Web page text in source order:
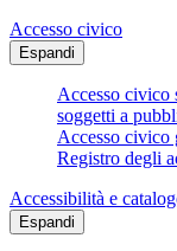
Accesso civico
Espandi
Accesso civico
soggetti a
Accesso civico
Registro degli
Accessibilità e
Espandi